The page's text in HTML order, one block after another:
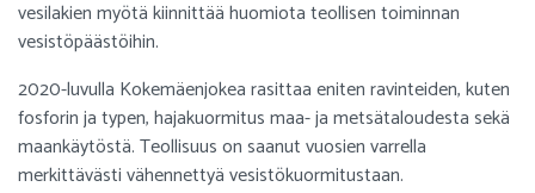
vesilakien myötä kiinnittää huomiota teollisen toiminnan
vesistöpäästöihin.
2020-luvulla Kokemäenjokea rasittaa eniten ravinteiden, kuten
fosforin ja typen, hajakuormitus maa- ja metsätaloudesta sekä
maankäytöstä. Teollisuus on saanut vuosien varrella
merkittävästi vähennettyä vesistökuormitustaan.